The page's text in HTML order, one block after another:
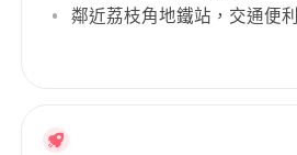
鄰近荔枝角地鐵站，交通便利